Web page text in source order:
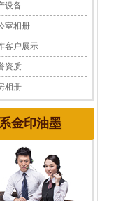
设备
室相册
客户展示
资质
相册
金印油墨